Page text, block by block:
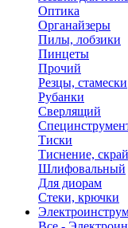
Оптика
Органайзеры
Пилы, лобзики
Пинцеты
Прочий
Резцы, стамески
Рубанки
Сверлящий
Тиски
Тиснение,
Шлифовальный
Для диорам
Стеки, крючки